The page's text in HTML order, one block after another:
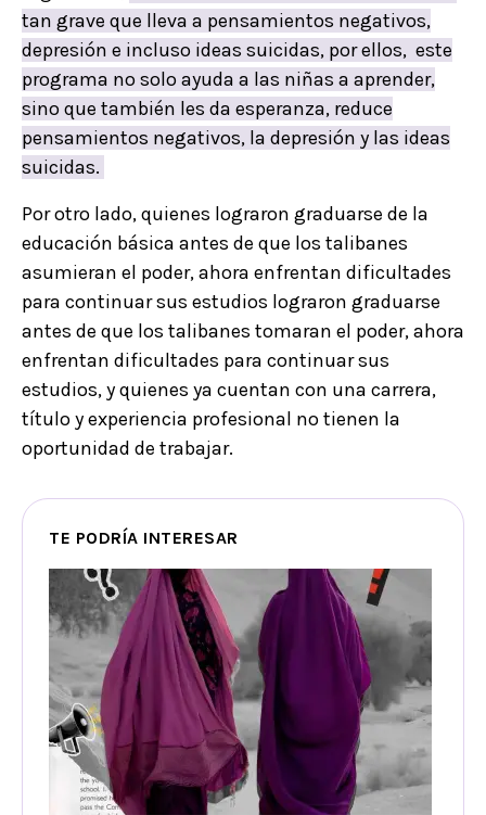
tan grave que lleva a pensamientos negativos,
depresión e incluso ideas suicidas, por ellos, este
programa no solo ayuda a las niñas a aprender,
sino que también les da esperanza, reduce
pensamientos negativos, la depresión y las ideas
suicidas.
Por otro lado, quienes lograron graduarse de la
educación básica antes de que los talibanes
asumieran el poder, ahora enfrentan dificultades
para continuar sus estudios lograron graduarse
antes de que los talibanes tomaran el poder, ahora
enfrentan dificultades para continuar sus
estudios, y quienes ya cuentan con una carrera,
título y experiencia profesional no tienen la
oportunidad de trabajar.
TE PODRÍA INTERESAR